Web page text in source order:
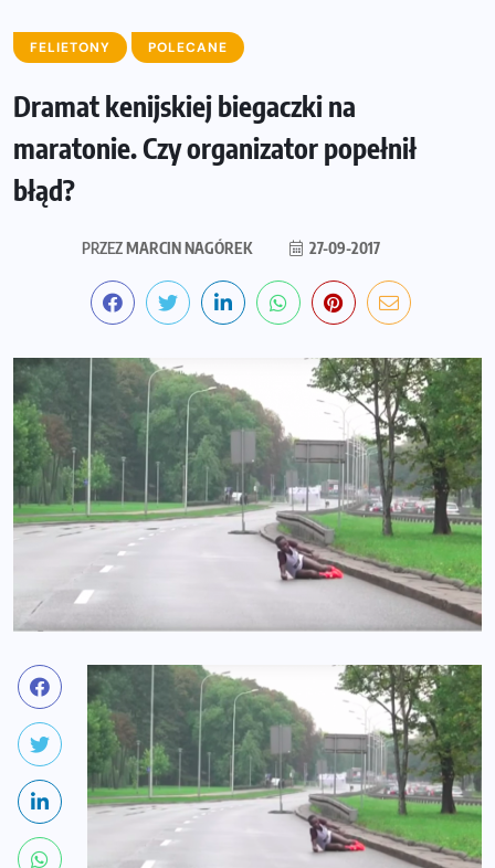
FELIETONY POLECANE
Dramat kenijskiej biegaczki na
maratonie. Czy organizator popełnił
błąd?
PRZEZMARCIN NAGÓREK 27-09-2017